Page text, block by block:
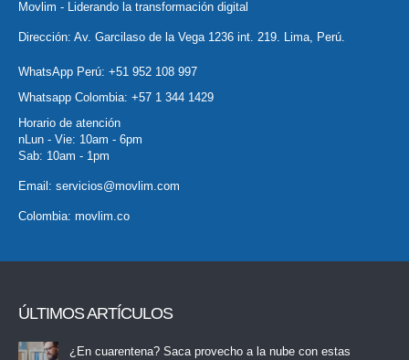
Movlim - Liderando la transformación digital
Dirección: Av. Garcilaso de la Vega 1236 int. 219. Lima, Perú.
WhatsApp Perú: +51 952 108 997
Whatsapp Colombia: +57 1 344 1429
Horario de atención
nLun - Vie: 10am - 6pm
Sab: 10am - 1pm
Email: servicios@movlim.com
Colombia: movlim.co
ÚLTIMOS ARTÍCULOS
¿En cuarentena? Saca provecho a la nube con estas